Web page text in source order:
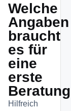
Welche
Angaben
braucht
es für
eine
erste
Hilfreich